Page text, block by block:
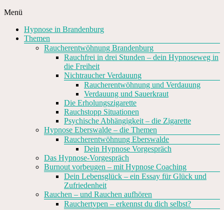
Zum
springen
Barnim
Raucherentwöhnung,
Gewichtsreduktion
Menü
Hypnose in Brandenburg
Themen
Raucherentwöhnung Brandenburg
Rauchfrei in drei Stunden – dein Hypnoseweg in
die Freiheit
Nichtraucher Verdauung
Raucherentwöhnung und Verdauung
Verdauung und Sauerkraut
Die Erholungszigarette
Rauchstopp Situationen
Psychische Abhängigkeit – die Zigarette
Hypnose Eberswalde – die Themen
Raucherentwöhnung Eberswalde
Dein Hypnose Vorgespräch
Das Hypnose-Vorgespräch
Burnout vorbeugen – mit Hypnose Coaching
Dein Lebensglück – ein Essay für Glück und
Zufriedenheit
Rauchen – und Rauchen aufhören
Rauchertypen – erkennst du dich selbst?